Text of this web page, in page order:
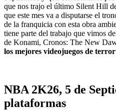
que nos trajo el último Silent Hill
que este mes va a disputarse el
de la franquicia con esta obra
tiene parte del trabajo que vimos
de Konami, Cronos: The New
los mejores videojuegos de
NBA 2K26, 5 de
plataformas